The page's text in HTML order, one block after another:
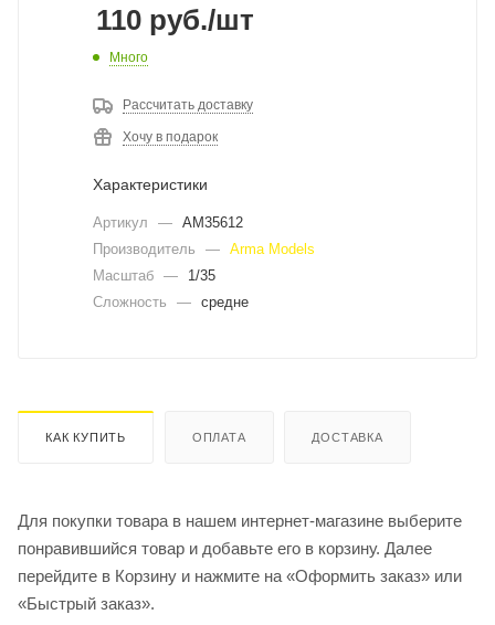
110 руб./шт
Много
Рассчитать доставку
Хочу в подарок
Характеристики
Артикул — AM35612
Производитель
— Arma Models
Масштаб —
1/35
Сложность
— средне
КАК КУПИТЬ ОПЛАТА ДОСТАВКА
Для покупки товара в нашем интернет-магазине выберите
понравившийся товар и добавьте его в корзину. Далее
перейдите в Корзину и нажмите на «Оформить заказ» или
«Быстрый заказ».